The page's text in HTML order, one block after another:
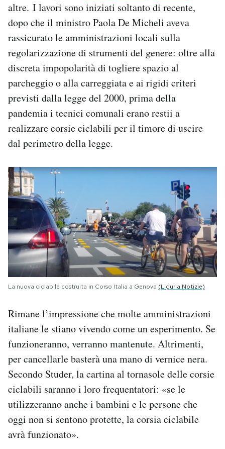
altre. I lavori sono iniziati soltanto di recente,
dopo che il ministro Paola De Micheli aveva
rassicurato le amministrazioni locali sulla
regolarizzazione di strumenti del genere: oltre alla
discreta impopolarità di togliere spazio al
parcheggio o alla carreggiata e ai rigidi criteri
previsti dalla legge del 2000, prima della
pandemia i tecnici comunali erano restii a
realizzare corsie ciclabili per il timore di uscire
dal perimetro della legge.
La nuova ciclabile costruita in Corso Italia a Genova (Liguria Notizie)
Rimane l’impressione che molte amministrazioni
italiane le stiano vivendo come un esperimento. Se
funzioneranno, verranno mantenute. Altrimenti,
per cancellarle basterà una mano di vernice nera.
Secondo Studer, la cartina al tornasole delle corsie
ciclabili saranno i loro frequentatori: «se le
utilizzeranno anche i bambini e le persone che
oggi non si sentono protette, la corsia ciclabile
avrà funzionato».